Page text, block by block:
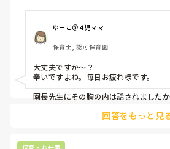
・自分の感情に任せてきつく当たる
・私がリーダーのときにわざと保育を
定保育を頭から否定し圧をかけて自分
・叱るときに暴言や些細なことで怒鳴
る、叩く、押すなど
・準備や片付けが面倒なことは設定保
育ばかりする
・行事内容（運動会の競技内容や作り
・主任と組んで２人で責める
これは不適切保育・虐待・パワハラに
ゆーこ＠４児ママ
保育士, 認可保育園
大丈夫ですか〜？
辛いですよね。毎日お疲れ様です。
園長先生にその胸の内は話されましたか
るのが１番だと思います。 回答をもっと見